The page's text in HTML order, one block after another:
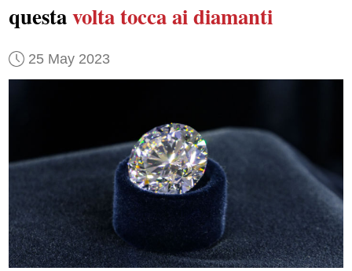
questavoltatocca ai diamanti
25 May 2023